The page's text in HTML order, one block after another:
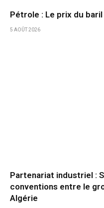
Pétrole : Le prix du
5 AOÛT 2026
Partenariat industriel :
conventions entre le
Algérie